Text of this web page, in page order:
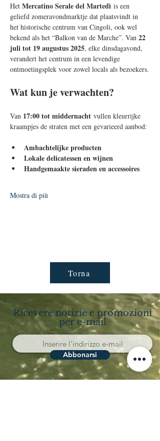
Het Mercatino Serale del Martedì is een
geliefd zomeravondmarktje dat plaatsvindt in
het historische centrum van Cingoli, ook wel
bekend als het “Balkon van de Marche”. Van 22
juli tot 19 augustus 2025, elke dinsdagavond,
verandert het centrum in een levendige
ontmoetingsplek voor zowel locals als bezoekers.
Wat kun je verwachten?
Van 17:00 tot middernacht vullen kleurrijke
kraampjes de straten met een gevarieerd aanbod:
Ambachtelijke producten
Lokale delicatessen en wijnen
Handgemaakte sieraden en accessoires
Mostra di più
Torna
Ricevere notizie e promozioni
per e-mail
Abbonarsi